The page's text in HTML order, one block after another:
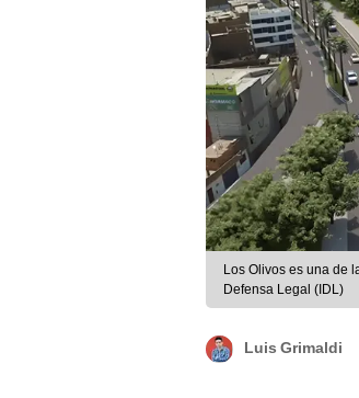
Los Olivos es una de
Defensa Legal (IDL)
Luis Grimaldi